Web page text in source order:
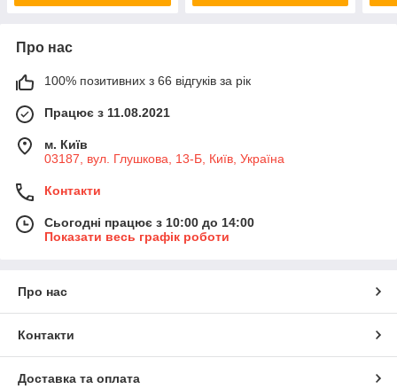
Про нас
100% позитивних з 66 відгуків за рік
Працює з 11.08.2021
м. Київ
03187, вул. Глушкова, 13-Б, Київ, Україна
Контакти
Сьогодні працює з 10:00 до 14:00
Показати весь графік роботи
Про нас
Контакти
Доставка та оплата